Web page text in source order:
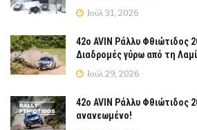
Ιούλ 31, 2026
42ο AVIN Ράλλυ Φθιώτιδος
Διαδρομές γύρω από τη
Ιούλ 29, 2026
42ο AVIN Ράλλυ Φθιώτιδος
ανανεωμένο!